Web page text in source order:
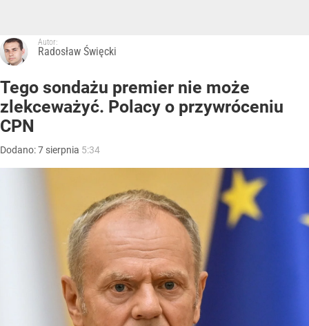
Autor:
Radosław Święcki
Tego sondażu premier nie może
zlekceważyć. Polacy o przywróceniu
CPN
Dodano:7 sierpnia 5:34